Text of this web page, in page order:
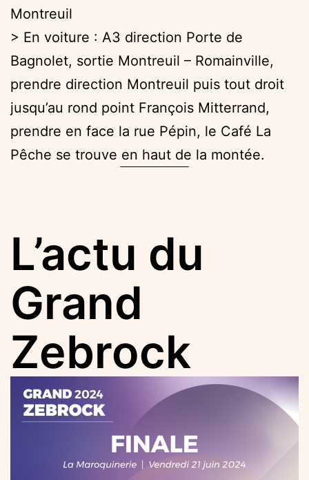
Montreuil
> En voiture : A3 direction Porte de
Bagnolet, sortie Montreuil – Romainville,
prendre direction Montreuil puis tout droit
jusqu’au rond point François Mitterrand,
prendre en face la rue Pépin, le Café La
Pêche se trouve en haut de la montée.
L’actu du
Grand
Zebrock